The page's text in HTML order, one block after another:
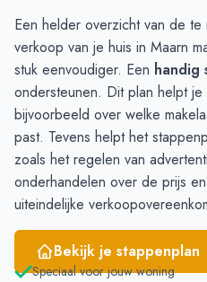
Mei
14
27
Juni
16 34
Een helder overzicht van de
verkoop van je huis in Maarn
stuk eenvoudiger. Een handig
ondersteunen. Dit plan helpt
bijvoorbeeld over welke
past. Tevens helpt het
zoals het regelen van
onderhandelen over de prijs
uiteindelijke
Bekijk je stappenplan
Speciaal voor jouw woning